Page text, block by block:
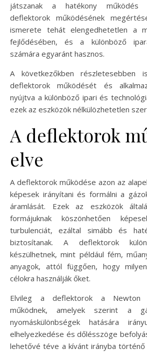
játszanak a hatékony működés
deflektorok működésének
ismerete tehát elengedhetetlen a
fejlődésében, és a különböző
számára egyaránt hasznos.
A következőkben részletesebben
deflektorok működését és
nyújtva a különböző ipari és
ezek az eszközök nélkülözhetetlen
A deflektorok
elve
A deflektorok működése azon az
képesek irányítani és formálni a
áramlását. Ezek az eszközök
formájuknak köszönhetően
turbulenciát, ezáltal simább és
biztosítanak. A deflektorok
készülhetnek, mint például fém,
anyagok, attól függően, hogy
célokra használják őket.
Elvileg a deflektorok a Newton
működnek, amelyek szerint a
nyomáskülönbségek hatására
elhelyezkedése és dőlésszöge
lehetővé téve a kívánt irányba történő